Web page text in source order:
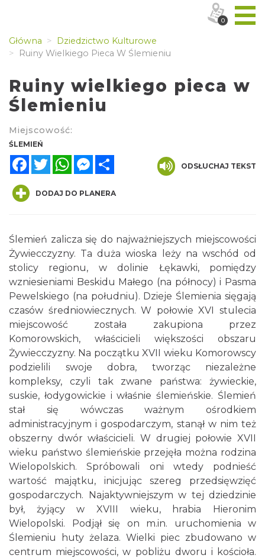
Główna
Dziedzictwo Kulturowe
Ruiny Wielkiego Pieca W Ślemieniu
Ruiny wielkiego pieca w
Ślemieniu
Miejscowość:
ŚLEMIEŃ
FacebookTwitterWhatsAppMessenger
ODSŁUCHAJ TEKST
DODAJ DO PLANERA
Ślemień zalicza się do najważniejszych miejscowości
Żywiecczyzny. Ta duża wioska leży na wschód od
stolicy regionu, w dolinie Łękawki, pomiędzy
wzniesieniami Beskidu Małego (na północy) i Pasma
Pewelskiego (na południu). Dzieje Ślemienia sięgają
czasów średniowiecznych. W połowie XVI stulecia
miejscowość została zakupiona przez
Komorowskich, właścicieli większości obszaru
Żywiecczyzny. Na początku XVII wieku Komorowscy
podzielili swoje dobra, tworząc niezależne
kompleksy, czyli tak zwane państwa: żywieckie,
suskie, łodygowickie i właśnie ślemieńskie. Ślemień
stał się wówczas ważnym ośrodkiem
administracyjnym i gospodarczym, stanął w nim też
obszerny dwór właścicieli. W drugiej połowie XVII
wieku państwo ślemieńskie przejęła można rodzina
Wielopolskich. Spróbowali oni wtedy podnieść
wartość majątku, inicjując szereg przedsięwzięć
gospodarczych. Najaktywniejszym w tej dziedzinie
był, żyjący w XVIII wieku, hrabia Hieronim
Wielopolski. Podjął się on m.in. uruchomienia w
Ślemieniu huty żelaza. Wielki piec zbudowano w
centrum miejscowości, w pobliżu dworu i kościoła.
0